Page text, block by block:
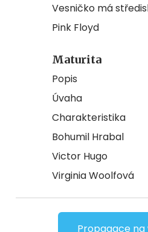
Vesničko má
Pink Floyd
Maturita
Popis
Úvaha
Charakteristika
Bohumil Hrabal
Victor Hugo
Virginia Woolfová
Propagace na